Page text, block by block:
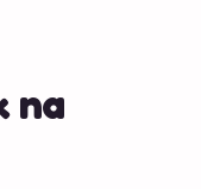
na